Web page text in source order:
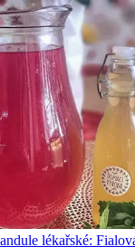
lékařské: